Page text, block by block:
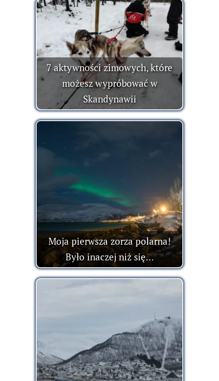
7 aktywności zimowych, które
możesz wypróbować w
Skandynawii
Moja pierwsza zorza polarna!
Było inaczej niż się…